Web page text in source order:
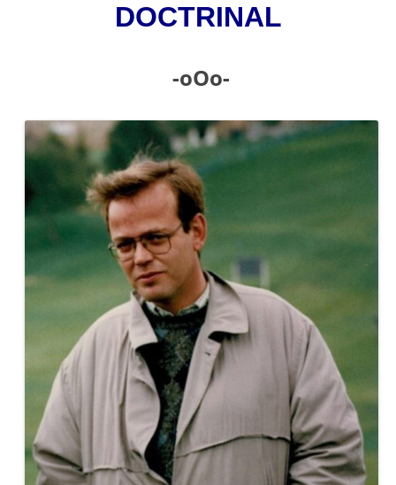
DOCTRINAL
-oOo-